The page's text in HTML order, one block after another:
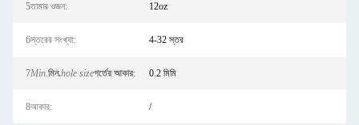
5তামার ওজন: 12oz
6স্তরের সংখ্যা: 4-32 স্তর
7Min.মিন.hole sizeগর্তের আকার: 0.2 মিমি
8আকার: /